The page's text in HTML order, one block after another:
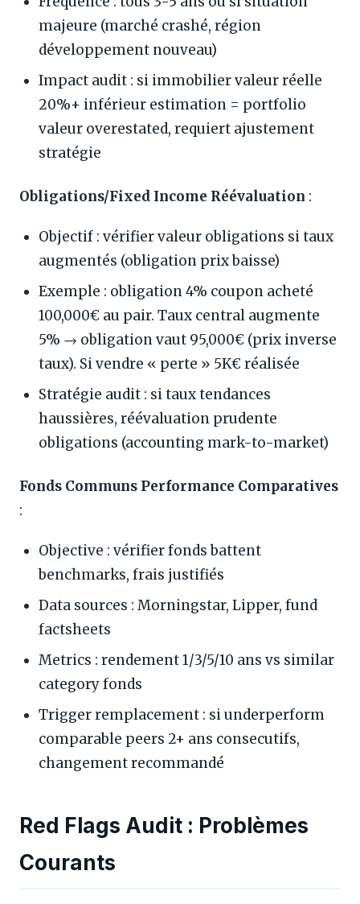
majeure (marché crashé, région
développement nouveau)
Impact audit : si immobilier valeur réelle
20%+ inférieur estimation = portfolio
valeur overestated, requiert ajustement
stratégie
Obligations/Fixed Income Réévaluation :
Objectif : vérifier valeur obligations si taux
augmentés (obligation prix baisse)
Exemple : obligation 4% coupon acheté
100,000€ au pair. Taux central augmente
5% → obligation vaut 95,000€ (prix inverse
taux). Si vendre « perte » 5K€ réalisée
Stratégie audit : si taux tendances
haussières, réévaluation prudente
obligations (accounting mark-to-market)
Fonds Communs Performance Comparatives
:
Objective : vérifier fonds battent
benchmarks, frais justifiés
Data sources : Morningstar, Lipper, fund
factsheets
Metrics : rendement 1/3/5/10 ans vs similar
category fonds
Trigger remplacement : si underperform
comparable peers 2+ ans consecutifs,
changement recommandé
Red Flags Audit : Problèmes
Courants